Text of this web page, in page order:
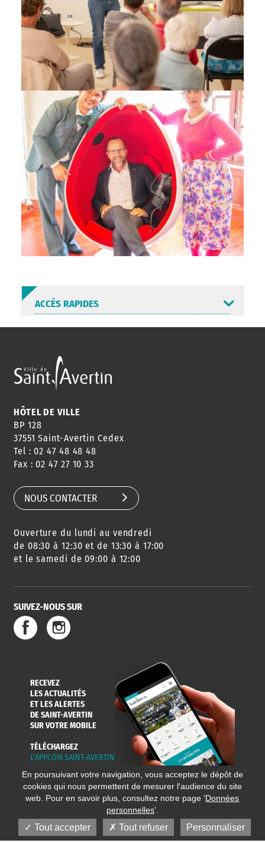
ACCÈS RAPIDES
ANNUAIRE
HORAIRES
CONSEILS
DE QUARTIER
AGENDA
DES SORTIES
URBANISME
SERVICE
DE L'EAU
HÔTEL DE VILLE
BP 128
37551 Saint-Avertin Cedex
Tel : 02 47 48 48 48
Fax : 02 47 27 10 33
NOUS CONTACTER
Ouverture du lundi au vendredi
de 08:30 à 12:30 et de 13:30 à 17:00
et le samedi de 09:00 à 12:00
SUIVEZ-NOUS SUR
RECEVEZ
LES ACTUALITÉS
ET LES ALERTES
DE SAINT-AVERTIN
SUR VOTRE MOBILE
TÉLÉCHARGEZ
L'APPCOM SAINT-AVERTIN
En poursuivant votre navigation, vous acceptez le dépôt de
cookies qui nous permettent de mesurer l'audience du site
web. Pour en savoir plus, consultez notre page 'Données
personnelles'.
Tout accepter Tout refuser Personnaliser